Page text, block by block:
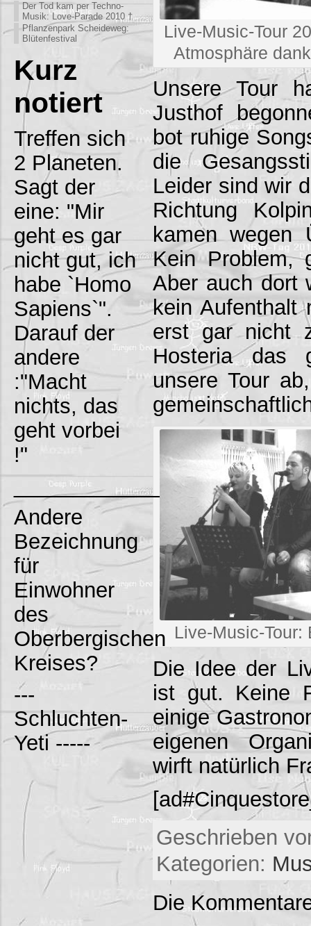
Der Tod kam per Techno-
Musik: Love-Parade 2010 †
Pflanzenpark Scheideweg:
Blütenfestival
Kurz
notiert
Treffen sich
2 Planeten.
Sagt der
eine: "Mir
geht es gar
nicht gut, ich
habe `Homo
Sapiens`".
Darauf der
andere
:"Macht
nichts, das
geht vorbei
!"
Andere
Bezeichnung
für
Einwohner
des
Oberbergischen
Kreises?
---
Schluchten-
Yeti -----
Live-Music-Tour
Atmosphäre
Unsere Tour
Justhof
bot ruhige
die
Leider sind wir
Richtung
kamen wegen
Kein Problem,
Aber auch dort
kein Aufenthalt
erst gar nicht
Hosteria das
unsere Tour
Live-Music-
Die Idee der
ist gut. Keine
einige
eigenen
wirft natürlich
Geschrieben
Kategorien:
Die